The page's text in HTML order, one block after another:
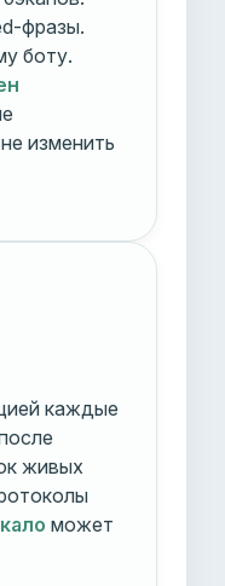
фразы.
боту.
изменить
каждые
живых
может